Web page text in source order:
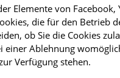
Elemente von Facebook,
die für den Betrieb
ob Sie die Cookies
einer Ablehnung
Verfügung stehen.